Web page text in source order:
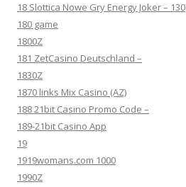
18 Slottica Nowe Gry Energy Joker – 130
180 game
1800Z
181 ZetCasino Deutschland –
1830Z
1870 links Mix Casino (AZ)
188 21bit Casino Promo Code –
189-21bit Casino App
19
1919womans.com 1000
1990Z